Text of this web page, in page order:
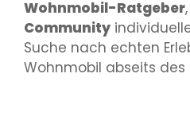
Wohnmobil-Ratgeber,
Community
Suche nach echten
Wohnmobil abseits des